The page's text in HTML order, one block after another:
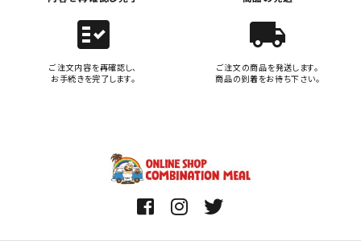
fact_check
ご注文内容を再確認し、
お手続きを完了します。
local_shipping
ご注文の商品を発送します。
商品の到着をお待ち下さい。